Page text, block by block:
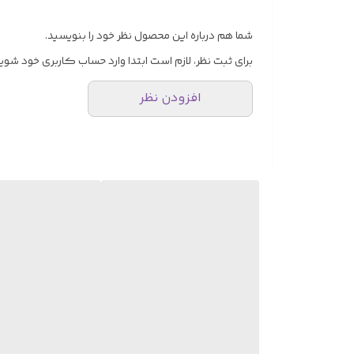
شما هم درباره این محصول نظر خود را بنویسید.
برای ثبت نظر، لازم است ابتدا وارد حساب کاربری خود
افزودن نظر